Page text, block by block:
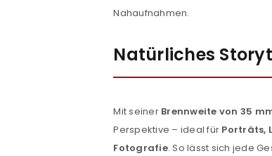
Nahaufnahmen.
Natürliches
Mit seiner Brennweite von 35
Perspektive – ideal für Porträts,
Fotografie. So lässt sich jede